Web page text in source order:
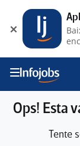
Ops! Esta
Tente